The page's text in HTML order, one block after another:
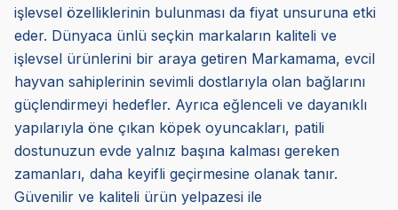
işlevsel özelliklerinin bulunması da fiyat unsuruna etki
eder. Dünyaca ünlü seçkin markaların kaliteli ve
işlevsel ürünlerini bir araya getiren Markamama, evcil
hayvan sahiplerinin sevimli dostlarıyla olan bağlarını
güçlendirmeyi hedefler. Ayrıca eğlenceli ve dayanıklı
yapılarıyla öne çıkan köpek oyuncakları, patili
dostunuzun evde yalnız başına kalması gereken
zamanları, daha keyifli geçirmesine olanak tanır.
Güvenilir ve kaliteli ürün yelpazesi ile